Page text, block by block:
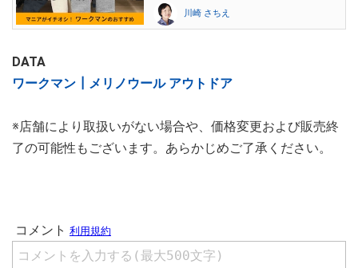
川崎 さちえ
DATA
ワークマン┃メリノウール アウトドア
※店舗により取扱いがない場合や、価格変更および販売終
了の可能性もございます。あらかじめご了承ください。